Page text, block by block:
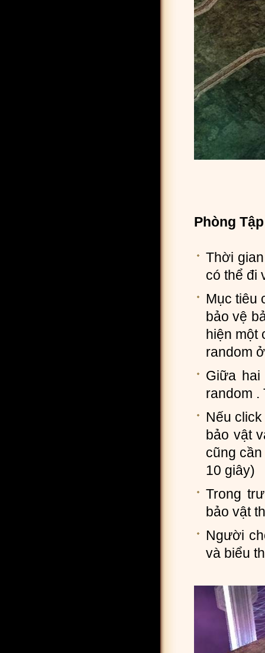
Phòng
Thời
có thể đi
Mục tiêu
bảo vệ
hiện một
random
Giữa
random .
Nếu
bảo vật
cũng
10 giây)
Trong
bảo vật
Người
và biểu